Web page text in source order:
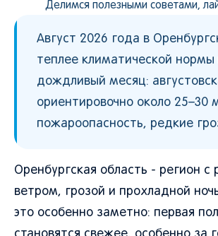
Делимся полезными советами,
Август 2026 года в
теплее климатической
дождливый месяц:
ориентировочно около
пожароопасность, редкие
Оренбургская область - регион
ветром, грозой и прохладной
это особенно заметно: первая